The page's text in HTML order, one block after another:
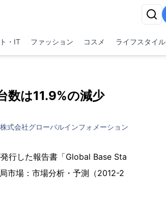
・IT ファッション コスメ ライフスタイル
数は11.9%の減少
株式会社グローバルインフォメーション
行した報告書「Global Base Sta
場：市場分析・予測（2012-2